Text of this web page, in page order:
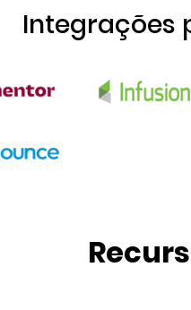
Integrações